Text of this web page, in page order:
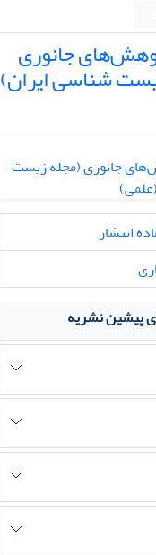
جانوری
شناسی ایران)
انتشار
پیشین نشریه